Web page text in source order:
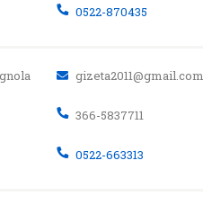
0522-870435
gizeta2011@gmail.com
366-5837711
0522-663313